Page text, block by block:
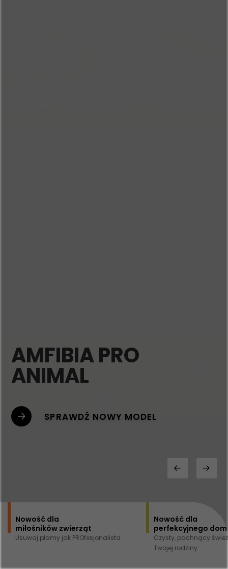
AMFIBIA PRO
ANIMAL
SPRAWDŹ NOWY MODEL
Nowość dla
miłośników zwierząt
Usuwaj plamy jak PROfesjonalista
Nowość dla
perfekcyjnego
Czysty, pachnący
Twojej rodziny